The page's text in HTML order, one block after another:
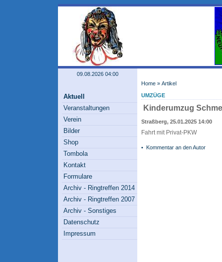
09.08.2026 04:00
Aktuell
Veranstaltungen
Verein
Bilder
Shop
Tombola
Kontakt
Formulare
Archiv - Ringtreffen 2014
Archiv - Ringtreffen 2007
Archiv - Sonstiges
Datenschutz
Impressum
Home » Artikel
UMZÜGE
Kinderumzug
Straßberg, 25.01.2025 14:00
Fahrt mit Privat-PKW
• Kommentar an den Autor